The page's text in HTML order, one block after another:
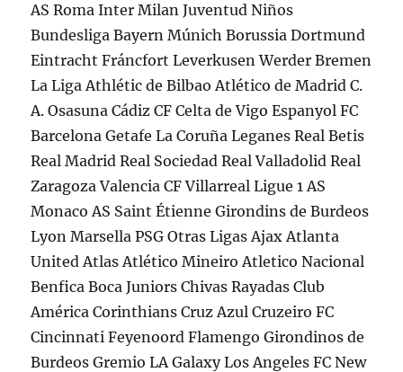
AS Roma Inter Milan Juventud Niños
Bundesliga Bayern Múnich Borussia Dortmund
Eintracht Fráncfort Leverkusen Werder Bremen
La Liga Athlétic de Bilbao Atlético de Madrid C.
A. Osasuna Cádiz CF Celta de Vigo Espanyol FC
Barcelona Getafe La Coruña Leganes Real Betis
Real Madrid Real Sociedad Real Valladolid Real
Zaragoza Valencia CF Villarreal Ligue 1 AS
Monaco AS Saint Étienne Girondins de Burdeos
Lyon Marsella PSG Otras Ligas Ajax Atlanta
United Atlas Atlético Mineiro Atletico Nacional
Benfica Boca Juniors Chivas Rayadas Club
América Corinthians Cruz Azul Cruzeiro FC
Cincinnati Feyenoord Flamengo Girondinos de
Burdeos Gremio LA Galaxy Los Angeles FC New